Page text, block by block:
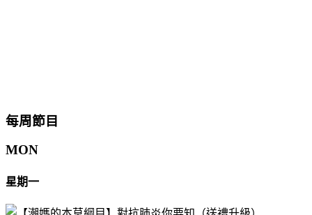
每周節目
MON
星期一